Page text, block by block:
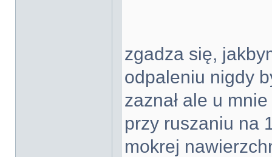
zgadza się,
odpaleniu nigdy
zaznał ale u
przy ruszaniu na
mokrej